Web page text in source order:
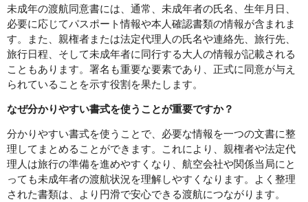
未成年の渡航同意書には、通常、未成年者の氏名、生年月日、
必要に応じてパスポート情報や本人確認書類の情報が含まれま
す。また、親権者または法定代理人の氏名や連絡先、旅行先、
旅行日程、そして未成年者に同行する大人の情報が記載される
こともあります。署名も重要な要素であり、正式に同意が与え
られていることを示す役割を果たします。
なぜ分かりやすい書式を使うことが重要ですか？
分かりやすい書式を使うことで、必要な情報を一つの文書に整
理してまとめることができます。これにより、親権者や法定代
理人は旅行の準備を進めやすくなり、航空会社や関係当局にと
っても未成年者の渡航状況を理解しやすくなります。よく整理
された書類は、より円滑で安心できる渡航につながります。